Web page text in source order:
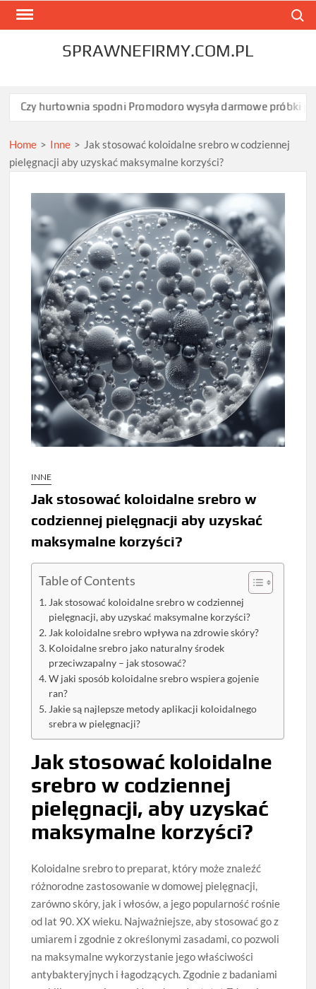
Skip
SPRAWNEFIRMY.COM.PL
spodni Promodoro wysyła darmowe próbki przed
Home > Inne > Jak stosować koloidalne srebro w codziennej
pielęgnacji aby uzyskać maksymalne korzyści?
INNE
Jak stosować koloidalne srebro w
codziennej pielęgnacji aby uzyskać
maksymalne korzyści?
Table of Contents
Jak stosować koloidalne srebro w codziennej
pielęgnacji, aby uzyskać maksymalne korzyści?
Jak koloidalne srebro wpływa na zdrowie skóry?
Koloidalne srebro jako naturalny środek
przeciwzapalny – jak stosować?
W jaki sposób koloidalne srebro wspiera gojenie
ran?
Jakie są najlepsze metody aplikacji koloidalnego
srebra w pielęgnacji?
Jak stosować koloidalne
srebro w codziennej
pielęgnacji, aby uzyskać
maksymalne korzyści?
Koloidalne srebro to preparat, który może znaleźć
różnorodne zastosowanie w domowej pielęgnacji,
zarówno skóry, jak i włosów, a jego popularność rośnie
od lat 90. XX wieku. Najważniejsze, aby stosować go z
umiarem i zgodnie z określonymi zasadami, co pozwoli
na maksymalne wykorzystanie jego właściwości
antybakteryjnych i łagodzących. Zgodnie z badaniami